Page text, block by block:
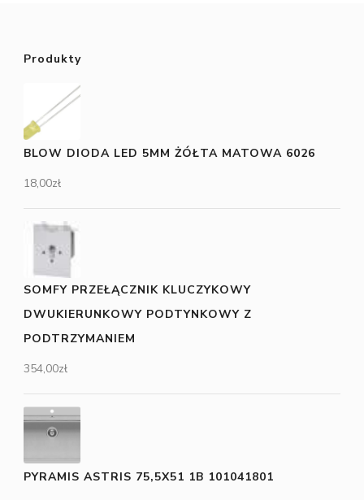
Produkty
BLOW DIODA LED 5MM ŻÓŁTA MATOWA 6026
18,00zł
SOMFY PRZEŁĄCZNIK KLUCZYKOWY
DWUKIERUNKOWY PODTYNKOWY Z
PODTRZYMANIEM
354,00zł
PYRAMIS ASTRIS 75,5X51 1B 101041801